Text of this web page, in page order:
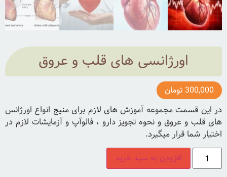
اورژانسی های قلب و عروق
300,000تومان
در این قسمت مجموعه آموزش های لازم برای منیج انواع اورژانس
های قلب و عروق و نحوه تجویز دارو ، فالوآپ و آزمایشات لازم در
اختیار شما قرار میگیرد.
افزودن به سبد خرید